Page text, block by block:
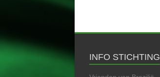
INFO STICHTING